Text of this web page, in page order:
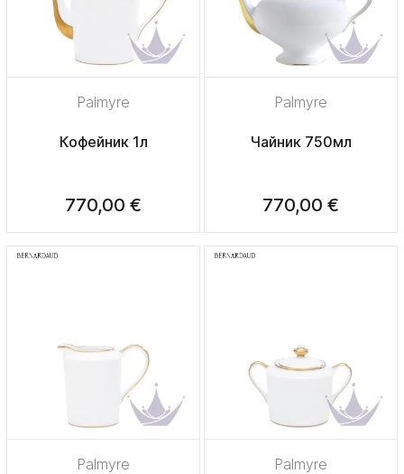
Palmyre
Кофейник 1л
770,00 €
Palmyre
Чайник 750мл
770,00 €
Palmyre Palmyre